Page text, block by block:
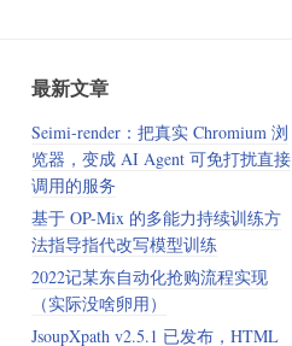
最新文章
Seimi-render：把真实 Chromium 浏
览器，变成 AI Agent 可免打扰直接
调用的服务
基于 OP-Mix 的多能力持续训练方
法指导指代改写模型训练
2022记某东自动化抢购流程实现
（实际没啥卵用）
JsoupXpath v2.5.1 已发布，HTML